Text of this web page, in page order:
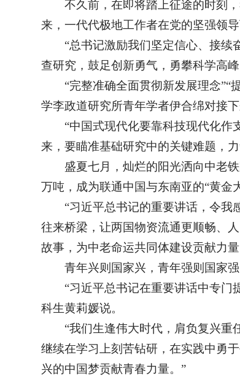
不久前，在即将踏上征途的时刻
来，一代代极地工作者在党的坚强领
“总书记激励我们坚定信心、接
查研究，鼓足创新勇气，勇攀科学高
“完整准确全面贯彻新发展理念
学李政道研究所青年学者伊合绵对接
“中国式现代化要靠科技现代化作
来，要瞄准基础研究中的关键难题，
盛夏七月，灿烂的阳光洒向中老
万吨，成为联通中国与东南亚的“黄金
“习近平总书记的重要讲话，令我
往来桥梁，让两国物资流通更顺畅、
故事，为中老命运共同体建设贡献力
青年兴则国家兴，青年强则国家强
“习近平总书记在重要讲话中专门
科生黄莉媛说。
“我们生逢伟大时代，肩负复兴重
继续在学习上刻苦钻研，在实践中勇
兴的中国梦贡献青春力量。”